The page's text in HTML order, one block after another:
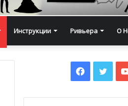
Инструкции Ривьера О
Facebook